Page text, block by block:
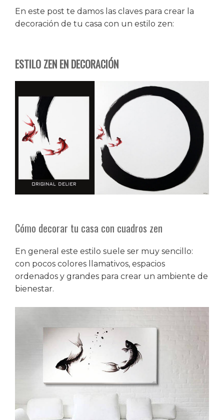
En este post te damos las claves para crear la
decoración de tu casa con un estilo zen:
ESTILO ZEN EN DECORACIÓN
Cómo decorar tu casa con cuadros zen
En general este estilo suele ser muy sencillo:
con pocos colores llamativos, espacios
ordenados y grandes para crear un ambiente de
bienestar.